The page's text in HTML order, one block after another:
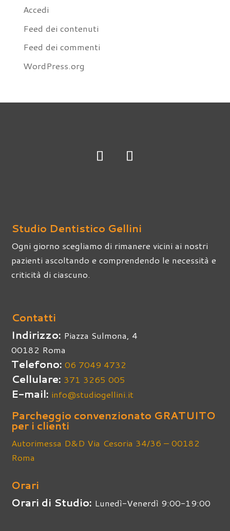
Accedi
Feed dei contenuti
Feed dei commenti
WordPress.org
Studio Dentistico Gellini
Ogni giorno scegliamo di rimanere vicini ai nostri
pazienti ascoltando e comprendendo le necessità e
criticità di ciascuno.
Contatti
Indirizzo: Piazza Sulmona, 4
00182 Roma
Telefono:06 7049 4732
Cellulare: 371 3265 005
E-mail: info@studiogellini.it
Parcheggio convenzionato GRATUITO
per i clienti
Autorimessa D&D Via Cesoria 34/36 – 00182
Roma
Orari
Orari di Studio: Lunedì-Venerdì 9:00-19:00